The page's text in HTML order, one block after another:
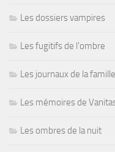
Les dossiers vampires
Les fugitifs de l'ombre
Les journaux de la
Les mémoires de
Les ombres de la nuit